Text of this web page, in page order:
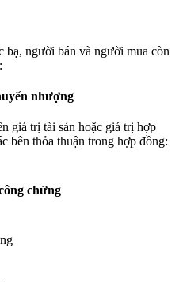
người bán và người mua còn
nhượng
giá trị tài sản hoặc giá trị hợp
bên thỏa thuận trong hợp đồng:
chứng